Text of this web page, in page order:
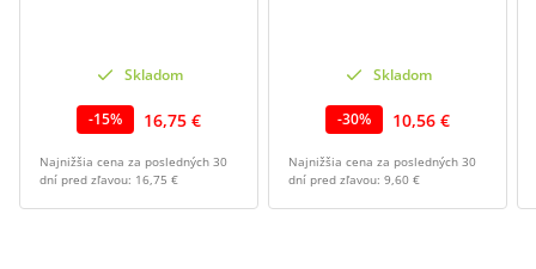
Skladom
-15% 16,75 €
Najnižšia cena za posledných 30
dní pred zľavou: 16,75 €
Skladom
-30% 10,56 €
Najnižšia cena za posledných 30
dní pred zľavou: 9,60 €